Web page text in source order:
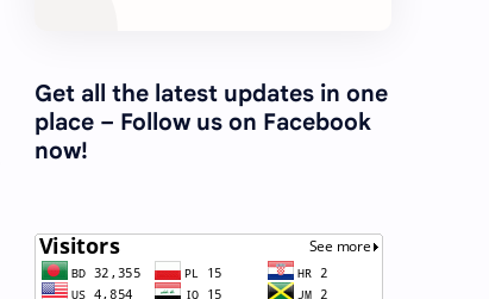
Get all the latest updates in one
place – Follow us on Facebook
now!